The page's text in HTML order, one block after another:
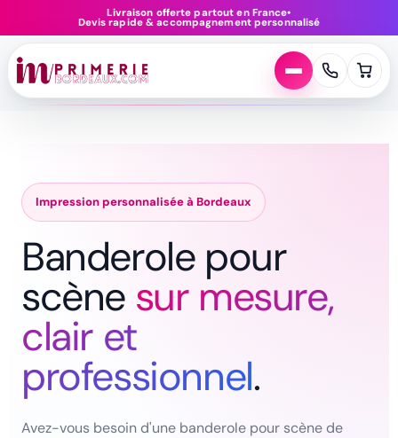
au
contenu
Livraison offerte partout en France•
Devis rapide & accompagnement personnalisé
Impression personnalisée à Bordeaux
Banderole pour
scène sur mesure,
clair et
professionnel.
Avez-vous besoin d'une banderole pour scène de